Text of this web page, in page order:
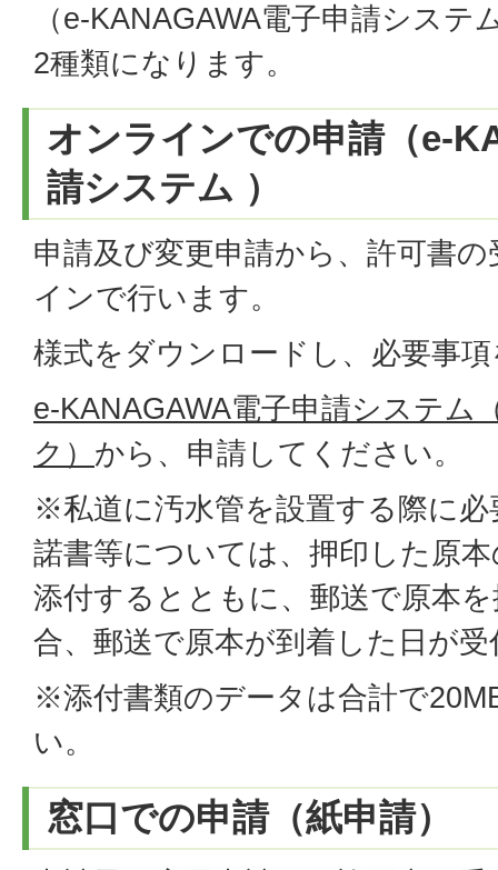
（e-KANAGAWA電子申請シス
2種類になります。
オンラインでの申請（e-
請システム ）
申請及び変更申請から、許可書
インで行います。
様式をダウンロードし、必要事
e-KANAGAWA電子申請システム
ク） から、申請してください。
※私道に汚水管を設置する際に必
諾書等については、押印した原
添付するとともに、郵送で原本
合、郵送で原本が到着した日が
※添付書類のデータは合計で
い。
窓口での申請（紙申請）